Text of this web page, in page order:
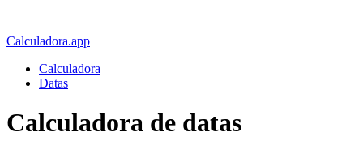
Calculadora.app
Calculadora
Datas
Calculadora de datas